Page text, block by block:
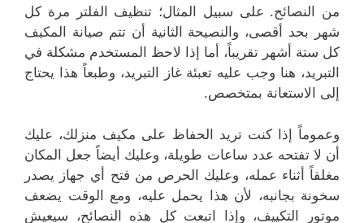
من النصائح. على سبيل المثال؛ تنظيف الفلتر مرة كل
شهر بحد أقصى، والنصيحة الثانية أن تتم صيانة المكيف
كل ستة أشهر تقريباً، أما إذا لاحظ المستخدم مشكلة في
التبريد، هنا وجب عليه تعبئة غاز التبريد، وطبعاً هذا يحتاج
إلى الاستعانة بمتخصص.
وعموماً إذا كنت تريد الحفاظ على مكيف منزلك، عليك
أن لا تفتحه عدد ساعات طويلة، وعليك أيضاً جعل المكان
مغلقاً أثناء عمله، وعليك الحرص من فتح أي جهاز يصدر
سخونة بجانبه، لأن هذا يحمل عليه، ومع الوقت يضعف
موتور التكييف، وإذا اتبعت كل هذه النصائح، سيعيش